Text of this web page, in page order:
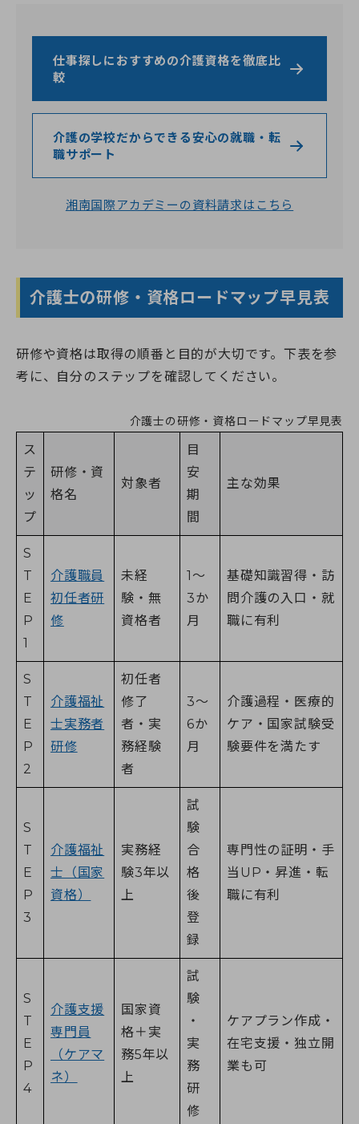
0120-961-190
まとめ｜介護士の研修は目的別に選んでキャリア
仕事探しにおすすめの介護資格を徹底比
較
介護の学校だからできる安心の就職・転
職サポート
湘南国際アカデミーの資料請求はこちら
介護士の研修・資格ロードマップ早見表
研修や資格は取得の順番と目的が大切です。下表を参
考に、自分のステップを確認してください。
介護士の研修・資格ロードマップ早見表
ス
テ
ッ
プ
研修・資
格名
対象者
目
安
期
間
主な効果
S
T
E
P
1
介護職員
初任者研
修
未経
験・無
資格者
1〜
3か
月
基礎知識習得・訪
問介護の入口・就
職に有利
S
T
E
P
2
介護福祉
士実務者
研修
初任者
修了
者・実
務経験
者
3〜
6か
月
介護過程・医療的
ケア・国家試験受
験要件を満たす
S
T
E
P
3
介護福祉
士（国家
資格）
実務経
験3年以
上
試
験
合
格
後
登
録
専門性の証明・手
当UP・昇進・転
職に有利
S
T
E
P
4
介護支援
専門員
（ケアマ
ネ）
国家資
格＋実
務5年以
上
試
験
・
実
務
研
修
ケアプラン作成・
在宅支援・独立開
業も可